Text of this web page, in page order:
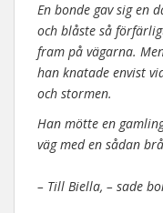
En bonde gav sig en
och blåste så
fram på vägarna.
han knatade envist
och stormen.
Han mötte en
väg med en sådan
– Till Biella, – sade